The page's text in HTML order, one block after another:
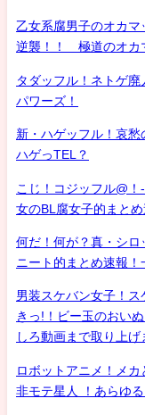
乙女系腐男子のオカ
逆襲！！ 極道のオカ
タダッフル！ネトゲ
パワーズ！
新・ハゲッフル！哀愁
ハゲっTEL？
こじ！コジッフル@
女のBL腐女子的まと
何だ！何が？真・シ
ニート的まとめ速報！
男装スケバン女子！
きっ!！ビー玉のおい
しろ動画まで取り上げ
ロボットアニメ！メカ
非モテ星人 ！あらゆ